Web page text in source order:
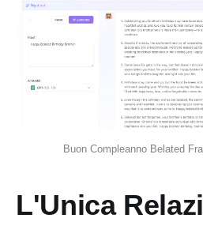
Buon Compleanno Belated
L'Unica